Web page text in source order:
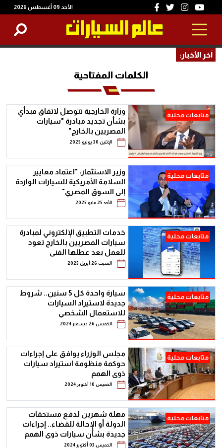
الأحد 09 أغسطس 2026
آخر الأخبار:
الكلمات المفتاحية
متابعات محلية
وزارة الخارجية تتوصل لاتفاق مبدأي
بشأن تجديد مبادرة "سيارات
المصريين بالخارج"
الإثنين 30 يونيو 2025
متابعات محلية
وزير الاستثمار: "اعتماد معايير
السلامة الأمريكية للسيارات الواردة
إلى السوق المصري"
الأحد 25 مايو 2025
متابعات محلية
خدمات التطبيق الإلكتروني لمبادرة
سيارات المصريين بالخارج تعود
للعمل بعد عطلها الفني
السبت 26 أبريل 2025
متابعات محلية
سيارة واحدة كل 5 سنين.. شروط
جديدة لاستيراد السيارات
للاستعمال الشخصي
الخميس 26 ديسمبر 2024
متابعات محلية
مجلس الوزراء يوافق على إجراءات
حوكمة منظومة استيراد سيارات
ذوى الهمم
الخميس 10 أكتوبر 2024
متابعات محلية
مهلة شهرين لدفع مستحقات
الدولة أو الإحالة للقضاء.. إجراءات
جديدة بشأن سيارات ذوي الهمم
الخميس 03 أكتوبر 2024